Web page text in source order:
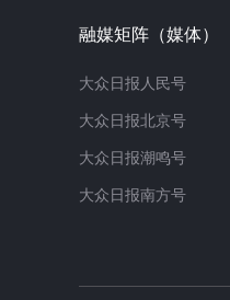
融媒矩阵（媒体）
大众日报人民号
大众日报北京号
大众日报潮鸣号
大众日报南方号